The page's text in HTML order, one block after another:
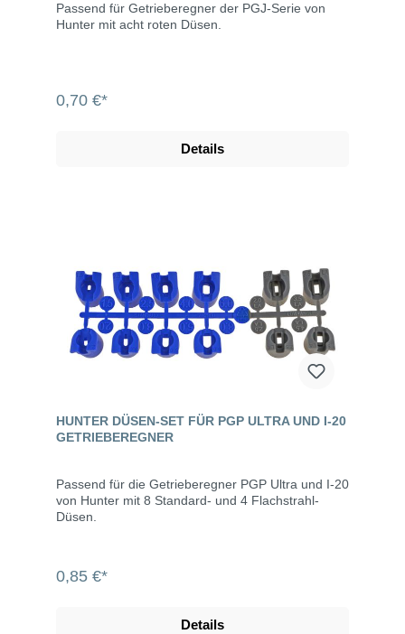
Passend für Getrieberegner der PGJ-Serie von
Hunter mit acht roten Düsen.
0,70 €*
Details
HUNTER DÜSEN-SET FÜR PGP ULTRA UND I-20
GETRIEBEREGNER
Passend für die Getrieberegner PGP Ultra und I-20
von Hunter mit 8 Standard- und 4 Flachstrahl-
Düsen.
0,85 €*
Details